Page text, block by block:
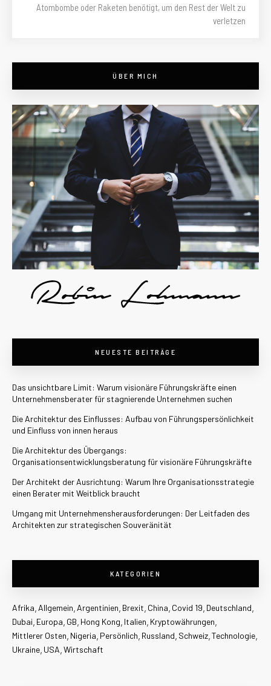
Atombombe oder Raketen benötigt, um den Rest der Welt zu
verletzen
ÜBER MICH
NEUESTE BEITRÄGE
Das unsichtbare Limit: Warum visionäre Führungskräfte einen
Unternehmensberater für stagnierende Unternehmen suchen
Die Architektur des Einflusses: Aufbau von Führungspersönlichkeit
und Einfluss von innen heraus
Die Architektur des Übergangs:
Organisationsentwicklungsberatung für visionäre Führungskräfte
Der Architekt der Ausrichtung: Warum Ihre Organisationsstrategie
einen Berater mit Weitblick braucht
Umgang mit Unternehmensherausforderungen: Der Leitfaden des
Architekten zur strategischen Souveränität
KATEGORIEN
Afrika Allgemein Argentinien Brexit China Covid 19 Deutschland
Dubai Europa GB Hong Kong Italien Kryptowährungen
Mittlerer Osten Nigeria Persönlich Russland Schweiz Technologie
Ukraine USA Wirtschaft